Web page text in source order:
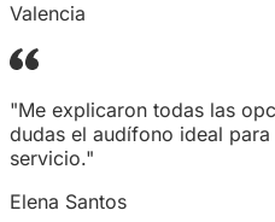
Valencia
"Me explicaron todas las
dudas el audífono ideal
servicio."
Elena Santos